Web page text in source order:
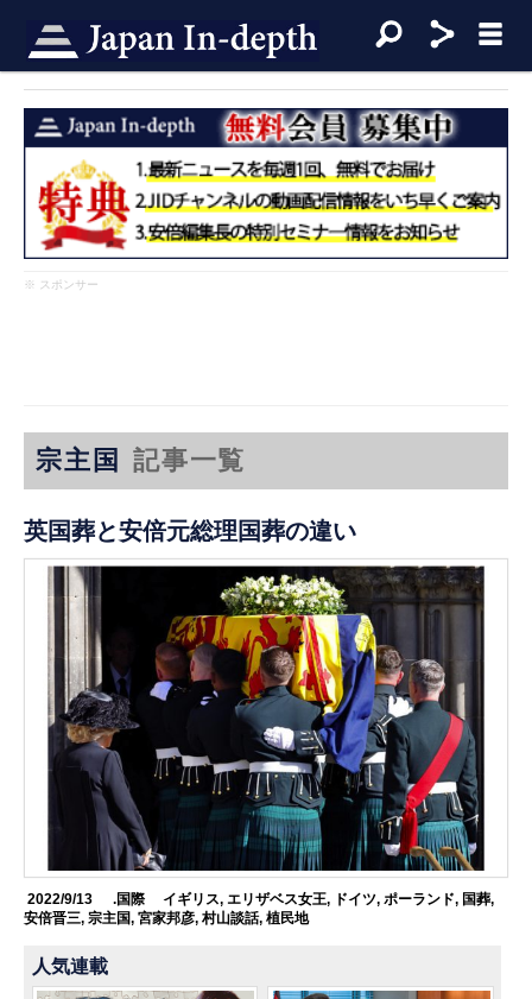
※ スポンサー
宗主国 記事一覧
英国葬と安倍元総理国葬の違い
2022/9/13 .国際 イギリス, エリザベス女王, ドイツ, ポーランド, 国葬,
安倍晋三,宗主国,宮家邦彦,村山談話,植民地
人気連載